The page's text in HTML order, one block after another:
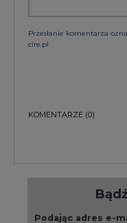
Podając adres e-
na otrzymywanie
postaci
Agencji Rynku
Warszawie.